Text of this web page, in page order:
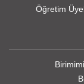
Öğretim